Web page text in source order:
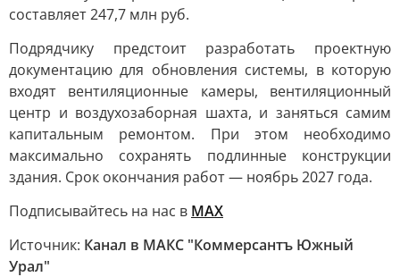
составляет 247,7 млн руб.
Подрядчику предстоит разработать проектную
документацию для обновления системы, в которую
входят вентиляционные камеры, вентиляционный
центр и воздухозаборная шахта, и заняться самим
капитальным ремонтом. При этом необходимо
максимально сохранять подлинные конструкции
здания. Срок окончания работ — ноябрь 2027 года.
Подписывайтесь на нас в MAХ
Источник: Канал в МАКС "Коммерсантъ Южный
Урал"